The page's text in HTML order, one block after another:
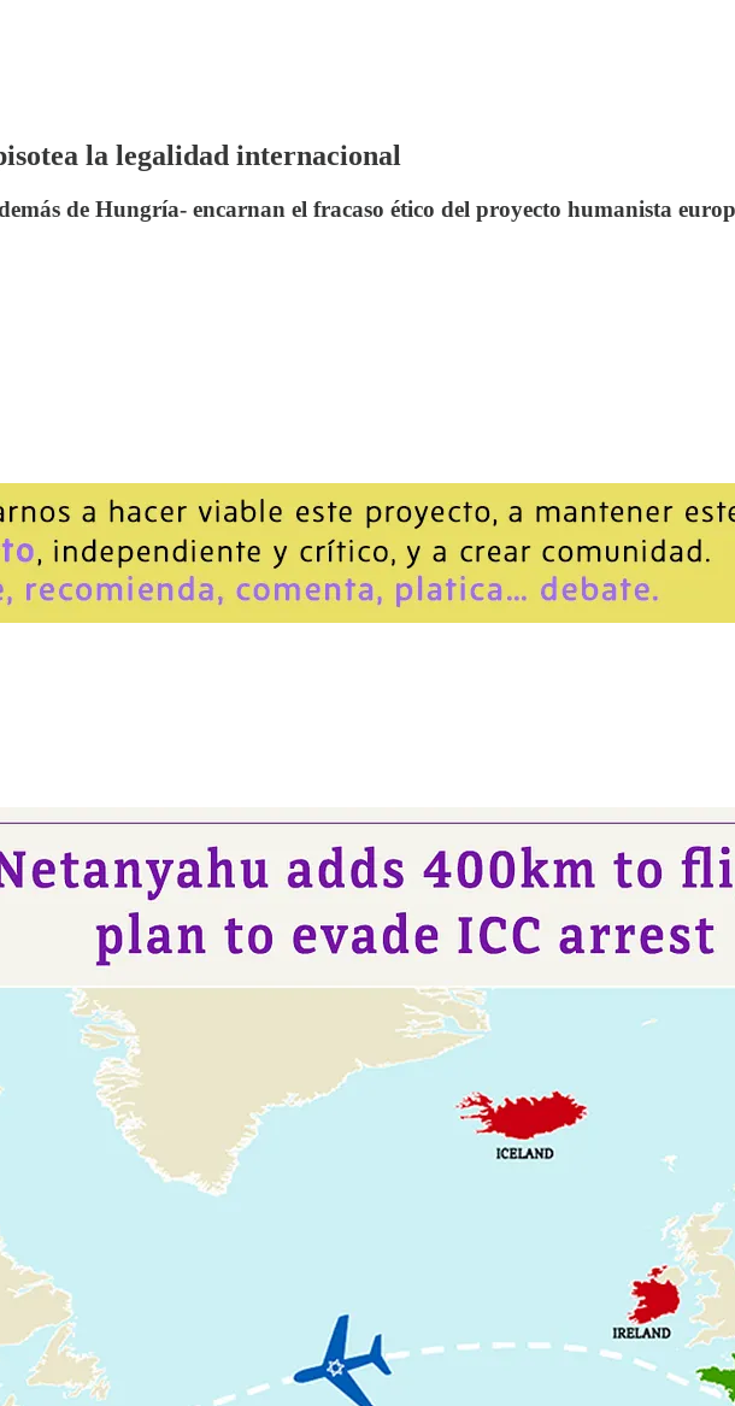
la legalidad internacional
de Hungría- encarnan el fracaso ético del proyecto humanista